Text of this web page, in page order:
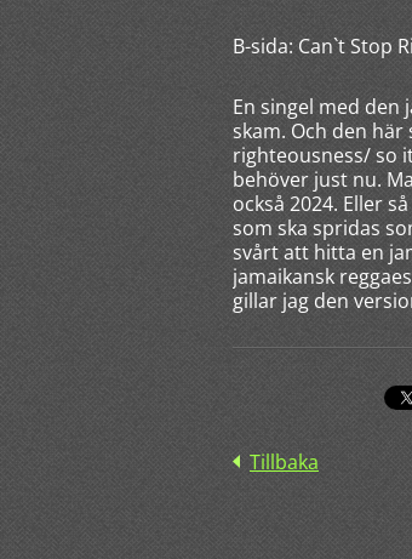
B-sida: Can`t Stop
En singel med den
skam. Och den
righteousness/ so
behöver just nu.
också 2024. Eller
som ska spridas
svårt att hitta en
jamaikansk
gillar jag den
Tillbaka